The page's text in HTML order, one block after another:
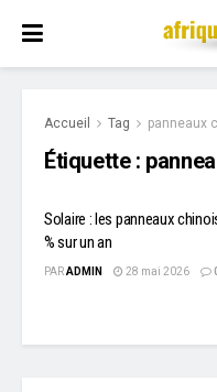
Accueil Tag panneaux
Étiquette :
Solaire : les panneaux
% sur un an
PARADMIN 28 mai 2026